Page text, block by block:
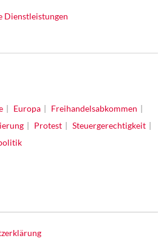
Dienstleistungen
Europa
Freihandelsabkommen
Protest
Steuergerechtigkeit